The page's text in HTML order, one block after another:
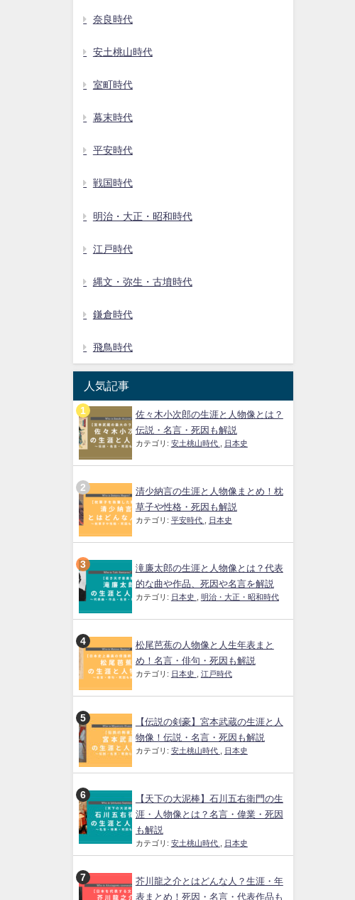
奈良時代
安土桃山時代
室町時代
幕末時代
平安時代
戦国時代
明治・大正・昭和時代
江戸時代
縄文・弥生・古墳時代
鎌倉時代
飛鳥時代
人気記事
佐々木小次郎の生涯と人物像とは？
伝説・名言・死因も解説
カテゴリ: 安土桃山時代 日本史
清少納言の生涯と人物像まとめ！枕
草子や性格・死因も解説
カテゴリ: 平安時代 日本史
滝廉太郎の生涯と人物像とは？代表
的な曲や作品、死因や名言を解説
カテゴリ: 日本史 明治・大正・昭和時代
松尾芭蕉の人物像と人生年表まと
め！名言・俳句・死因も解説
カテゴリ: 日本史 江戸時代
【伝説の剣豪】宮本武蔵の生涯と人
物像！伝説・名言・死因も解説
カテゴリ: 安土桃山時代 日本史
【天下の大泥棒】石川五右衛門の生
涯・人物像とは？名言・偉業・死因
も解説
カテゴリ: 安土桃山時代 日本史
芥川龍之介とはどんな人？生涯・年
表まとめ！死因・名言・代表作品も